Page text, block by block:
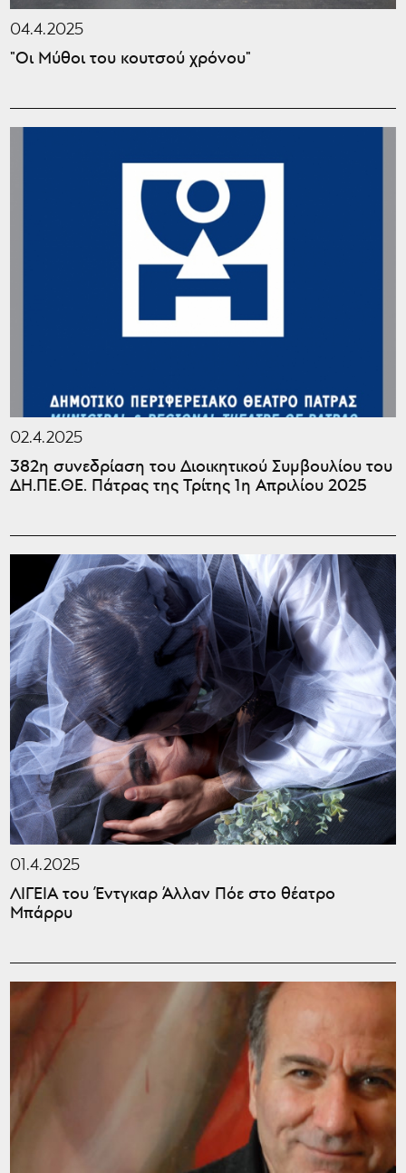
04.4.2025
"Οι Μύθοι του κουτσού χρόνου"
02.4.2025
382η συνεδρίαση του Διοικητικού Συμβουλίου του
ΔΗ.ΠΕ.ΘΕ. Πάτρας της Τρίτης 1η Απριλίου 2025
01.4.2025
ΛΙΓΕΙΑ του Έντγκαρ Άλλαν Πόε στο θέατρο
Μπάρρυ